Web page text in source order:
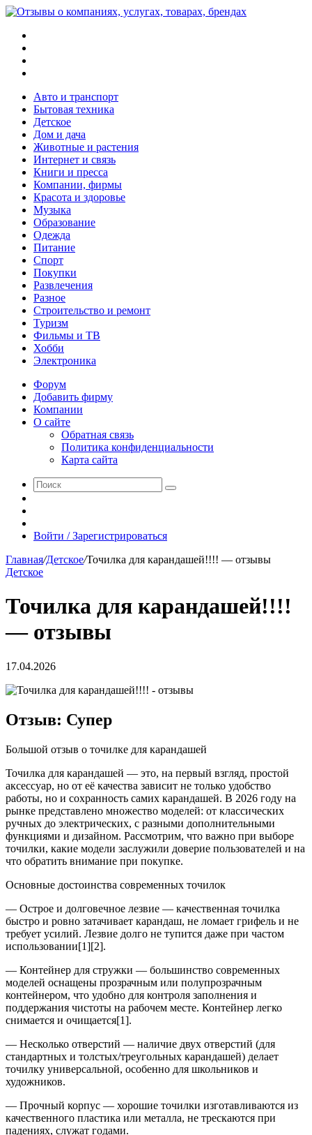
Авто и транспорт
Бытовая техника
Детское
Дом и дача
Животные и растения
Интернет и связь
Книги и пресса
Компании, фирмы
Красота и здоровье
Музыка
Образование
Одежда
Питание
Спорт
Покупки
Развлечения
Разное
Строительство и ремонт
Туризм
Фильмы и ТВ
Хобби
Электроника
Форум
Добавить фирму
Компании
О сайте
Обратная связь
Политика конфиденциальности
Карта сайта
Поиск
статья
Войти / Зарегистрироваться
Главная/Детское/Точилка для карандашей!!!! — отзывы
Детское
Точилка для карандашей!!!!
— отзывы
17.04.2026
Отзыв: Супер
Большой отзыв о точилке для карандашей
Точилка для карандашей — это, на первый взгляд, простой
аксессуар, но от её качества зависит не только удобство
работы, но и сохранность самих карандашей. В 2026 году на
рынке представлено множество моделей: от классических
ручных до электрических, с разными дополнительными
функциями и дизайном. Рассмотрим, что важно при выборе
точилки, какие модели заслужили доверие пользователей и на
что обратить внимание при покупке.
Основные достоинства современных точилок
— Острое и долговечное лезвие — качественная точилка
быстро и ровно затачивает карандаш, не ломает грифель и не
требует усилий. Лезвие долго не тупится даже при частом
использовании[1][2].
— Контейнер для стружки — большинство современных
моделей оснащены прозрачным или полупрозрачным
контейнером, что удобно для контроля заполнения и
поддержания чистоты на рабочем месте. Контейнер легко
снимается и очищается[1].
— Несколько отверстий — наличие двух отверстий (для
стандартных и толстых/треугольных карандашей) делает
точилку универсальной, особенно для школьников и
художников.
— Прочный корпус — хорошие точилки изготавливаются из
качественного пластика или металла, не трескаются при
падениях, служат годами.